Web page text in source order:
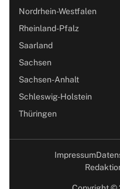
Nordrhein-Westfalen
Rheinland-Pfalz
Saarland
Sachsen
Sachsen-Anhalt
Schleswig-Holstein
Thüringen
Impressum